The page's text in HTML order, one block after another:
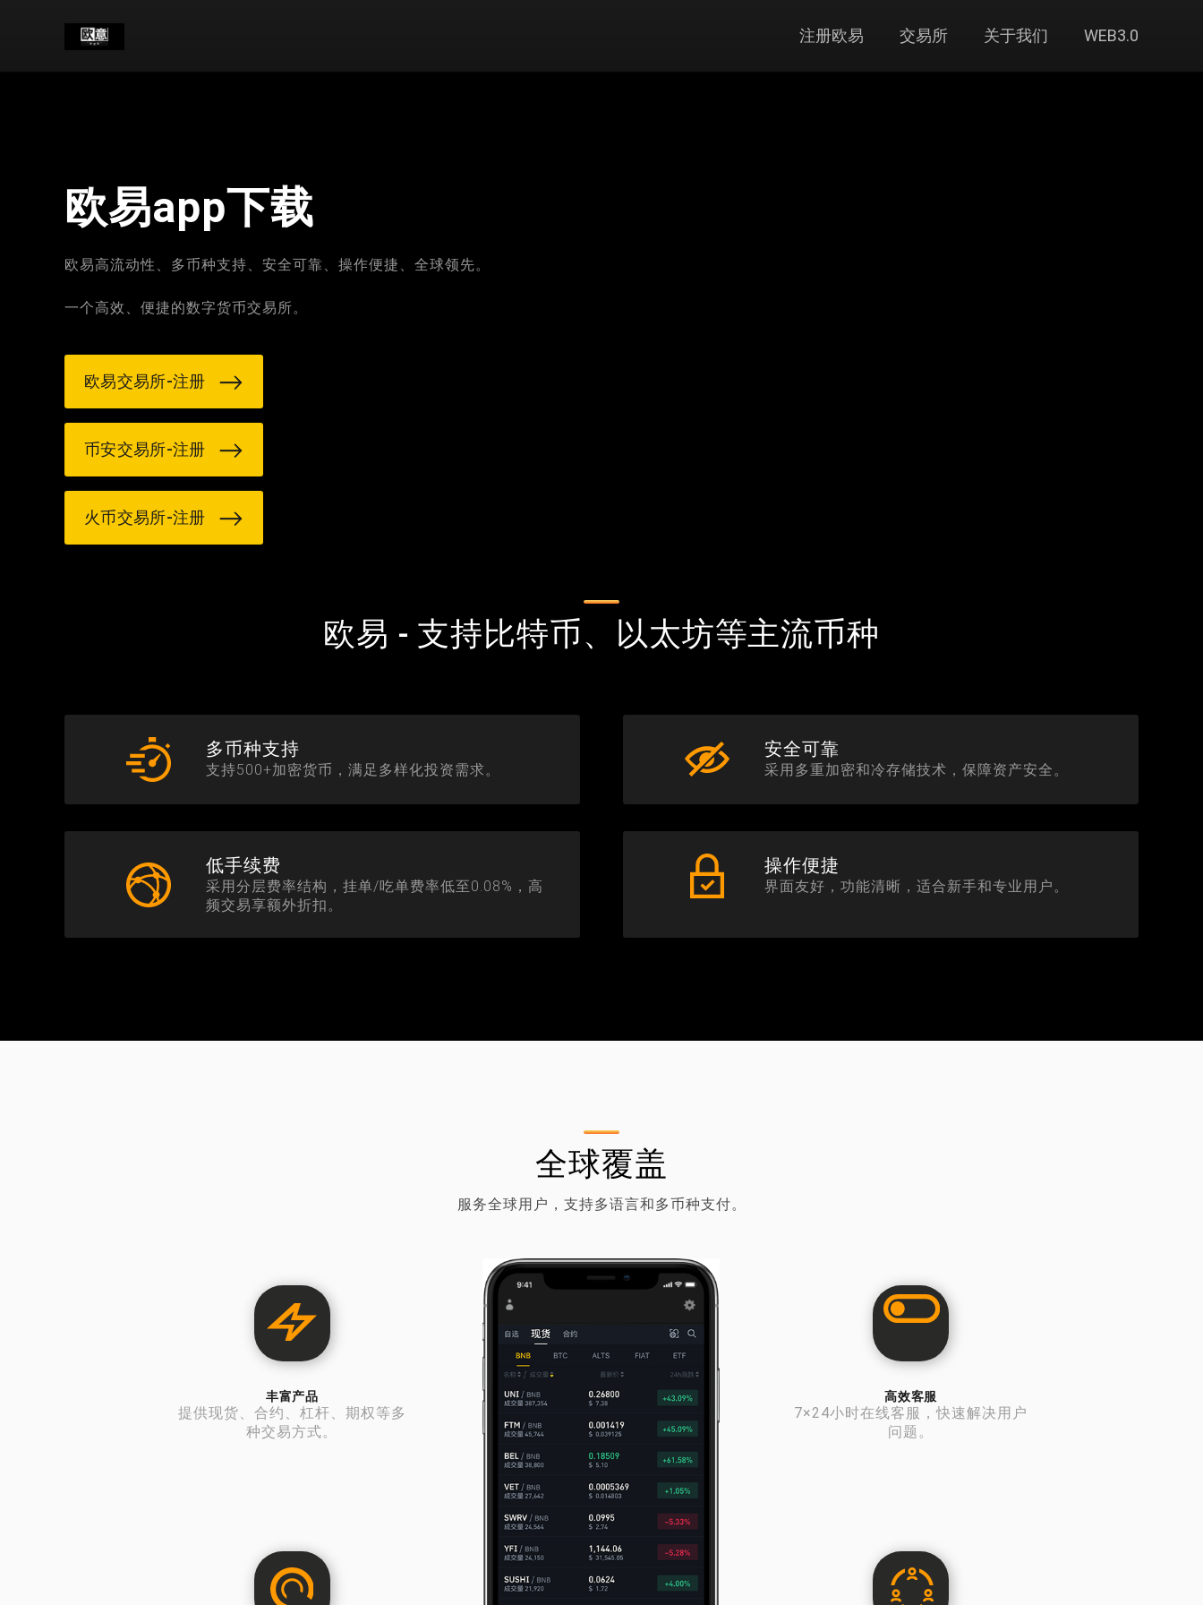
WEB3.0
关于我们
交易所
注册欧易
欧易app下载
欧易高流动性、多币种支持、安全可靠、操作便捷、全球领先。
一个高效、便捷的数字货币交易所。
欧易交易所-注册
币安交易所-注册
火币交易所-注册
欧易 - 支持比特币、以太坊等主流币种
多币种支持
支持500+加密货币，满足多样化投资需求。
安全可靠
采用多重加密和冷存储技术，保障资产安全。
低手续费
采用分层费率结构，挂单/吃单费率低至0.08%，高
频交易享额外折扣。
操作便捷
界面友好，功能清晰，适合新手和专业用户。
全球覆盖
服务全球用户，支持多语言和多币种支付。
丰富产品
提供现货、合约、杠杆、期权等多
种交易方式。
高效客服
7×24小时在线客服，快速解决用户
问题。